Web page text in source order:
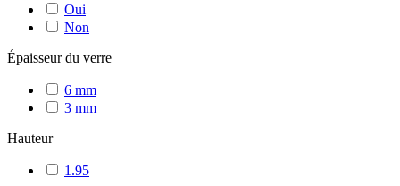
Oui
Non
Épaisseur du verre
6 mm
3 mm
Hauteur
1.95